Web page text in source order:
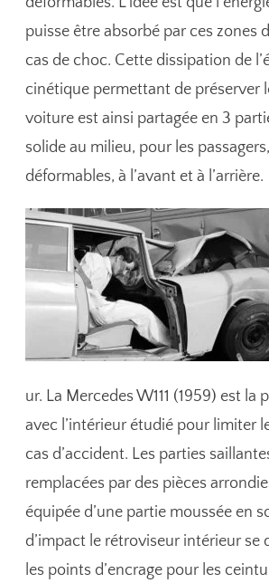
puisse être absorbé par ces zones
cas de choc. Cette dissipation de
cinétique permettant de préserver
voiture est ainsi partagée en 3
solide au milieu, pour les
déformables, à l’avant et à l’arrière.
ur. La Mercedes W111 (1959) est la
avec l’intérieur étudié pour limiter
cas d’accident. Les parties
remplacées par des pièces
équipée d’une partie moussée en
d’impact le rétroviseur intérieur se
les points d’encrage pour les